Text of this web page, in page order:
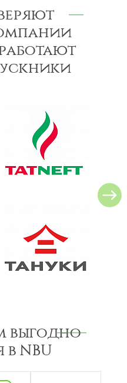
выгодно
в NBU